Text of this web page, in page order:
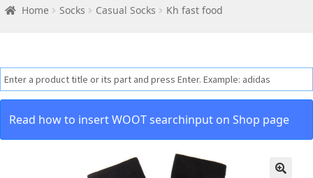
Home Socks Casual Socks Kh fast food
Read how to insert WOOT searchinput on Shop page